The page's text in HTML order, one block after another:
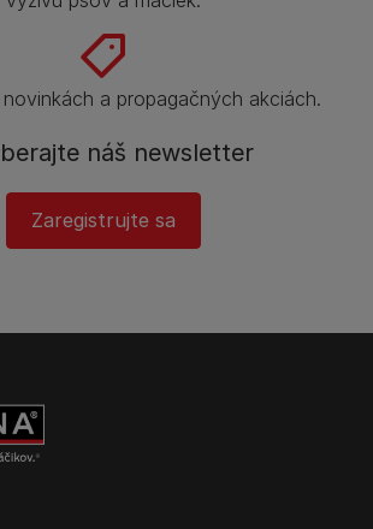
a propagačných akciách.
náš newsletter
Zaregistrujte sa